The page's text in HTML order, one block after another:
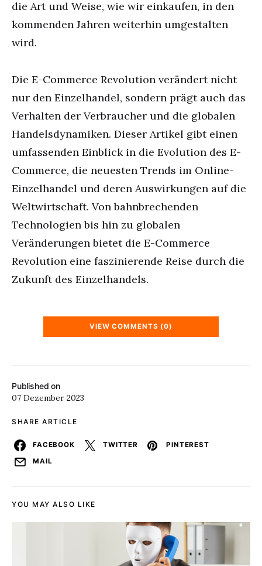
Published on
07 Dezember 2023
SHARE ARTICLE
FACEBOOK TWITTER
PINTEREST
MAIL
die Art und Weise, wie wir einkaufen, in den
kommenden Jahren weiterhin umgestalten
wird.
Die E-Commerce Revolution verändert nicht
nur den Einzelhandel, sondern prägt auch das
Verhalten der Verbraucher und die globalen
Handelsdynamiken. Dieser Artikel gibt einen
umfassenden Einblick in die Evolution des E-
Commerce, die neuesten Trends im Online-
Einzelhandel und deren Auswirkungen auf die
Weltwirtschaft. Von bahnbrechenden
Technologien bis hin zu globalen
Veränderungen bietet die E-Commerce
Revolution eine faszinierende Reise durch die
Zukunft des Einzelhandels.
VIEW COMMENTS (0)
YOU MAY ALSO LIKE